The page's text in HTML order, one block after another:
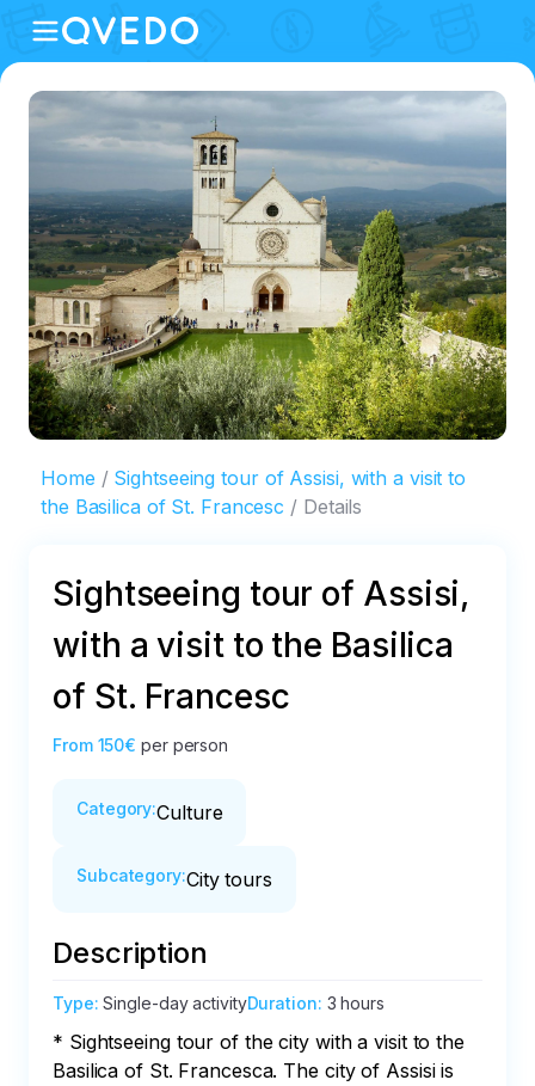
Home
Sightseeing tour of Assisi, with a visit to
the Basilica of St. Francesc
Details
Sightseeing tour of Assisi,
with a visit to the Basilica
of St. Francesc
From 150€ per person
Category:Culture
Subcategory:City tours
Description
Type:Single-day activityDuration: 3 hours
* Sightseeing tour of the city with a visit to the
Basilica of St. Francesca. The city of Assisi is